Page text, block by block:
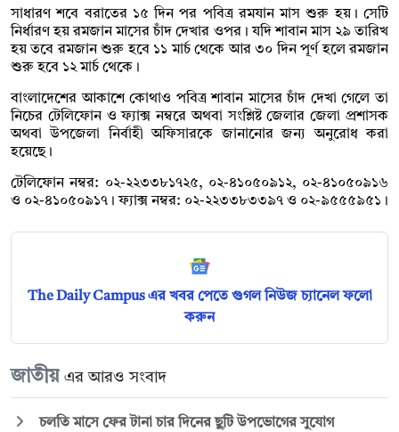
সাধারণ শবে বরাতের ১৫ দিন পর পবিত্র রমযান মাস শুরু হয়। সেটি
নির্ধারণ হয় রমজান মাসের চাঁদ দেখার ওপর। যদি শাবান মাস ২৯ তারিখ
হয় তবে রমজান শুরু হবে ১১ মার্চ থেকে আর ৩০ দিন পূর্ণ হলে রমজান
শুরু হবে ১২ মার্চ থেকে।
বাংলাদেশের আকাশে কোথাও পবিত্র শাবান মাসের চাঁদ দেখা গেলে তা
নিচের টেলিফোন ও ফ্যাক্স নম্বরে অথবা সংশ্লিষ্ট জেলার জেলা প্রশাসক
অথবা উপজেলা নির্বাহী অফিসারকে জানানোর জন্য অনুরোধ করা
হয়েছে।
টেলিফোন নম্বর: ০২-২২৩৩৮১৭২৫, ০২-৪১০৫০৯১২, ০২-৪১০৫০৯১৬
ও ০২-৪১০৫০৯১৭। ফ্যাক্স নম্বর: ০২-২২৩৩৮৩৩৯৭ ও ০২-৯৫৫৫৯৫১।
The Daily Campus এর খবর পেতে গুগল নিউজ চ্যানেল ফলো
করুন
জাতীয় এর আরও সংবাদ
চলতি মাসে ফের টানা চার দিনের ছুটি উপভোগের সুযোগ